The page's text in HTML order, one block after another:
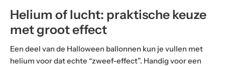
Helium of lucht: praktische keuze
met groot effect
Een deel van de Halloween ballonnen kun je vullen met
helium voor dat echte “zweef-effect”. Handig voor een